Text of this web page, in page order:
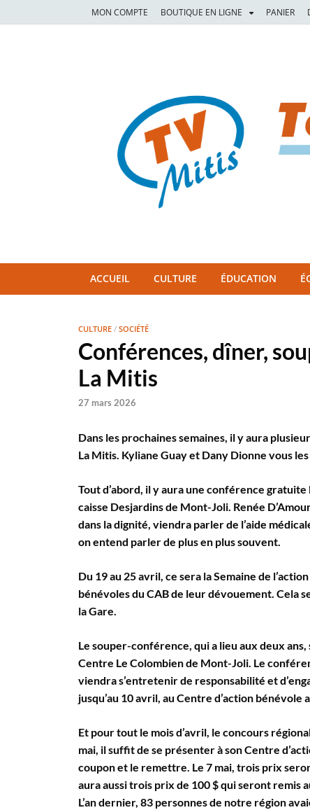
MON COMPTE BOUTIQUE EN LIGNE PANIER
TVM
ACCUEIL CULTURE ÉDUCATION
CULTURE / SOCIÉTÉ
Conférences, dîner,
La Mitis
27 mars 2026
Dans les prochaines semaines, il y aura
La Mitis. Kyliane Guay et Dany Dionne vous
Tout d’abord, il y aura une conférence
caisse Desjardins de Mont-Joli. Renée
dans la dignité, viendra parler de l’aide
on entend parler de plus en plus souvent.
Du 19 au 25 avril, ce sera la Semaine de
bénévoles du CAB de leur dévouement. Cela
la Gare.
Le souper-conférence, qui a lieu aux deux
Centre Le Colombien de Mont-Joli. Le
viendra s’entretenir de responsabilité et
jusqu’au 10 avril, au Centre d’action bénévole
Et pour tout le mois d’avril, le concours
mai, il suffit de se présenter à son Centre
coupon et le remettre. Le 7 mai, trois prix
aura aussi trois prix de 100 $ qui seront remis
L’an dernier, 83 personnes de notre région